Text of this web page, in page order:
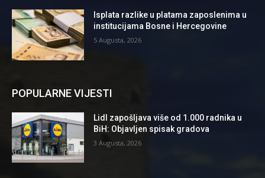
Isplata razlike u platama zaposlenima u
institucijama Bosne i Hercegovine
5 Augusta, 2026
POPULARNE VIJESTI
Lidl zapošljava više od 1.000 radnika u
BiH: Objavljen spisak gradova
3 Augusta, 2026